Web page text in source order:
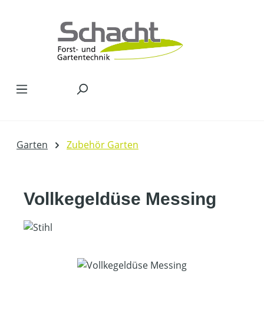
Garten Zubehör Garten
Vollkegeldüse Messing
Bildergalerie überspringen